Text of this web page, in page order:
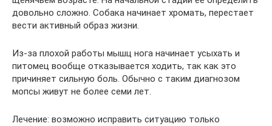
довольно сложно. Собака начинает хромать, перестает
вести активный образ жизни.
Из-за плохой работы мышц нога начинает усыхать и
питомец вообще отказывается ходить, так как это
причиняет сильную боль. Обычно с таким диагнозом
мопсы живут не более семи лет.
Лечение: возможно исправить ситуацию только